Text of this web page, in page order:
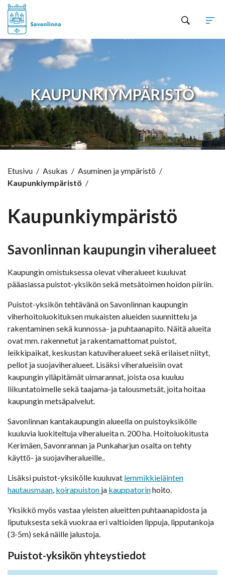
KAUPUNKIYMPÄRISTÖ
Etusivu / Asukas / Asuminen ja ympäristö /
Kaupunkiympäristö /
Kaupunkiympäristö
Savonlinnan kaupungin viheralueet
Kaupungin omistuksessa olevat viheralueet kuuluvat
pääasiassa puistot-yksikön sekä metsätoimen hoidon piiriin.
Puistot-yksikön tehtävänä on Savonlinnan kaupungin
viherhoitoluokituksen mukaisten alueiden suunnittelu ja
rakentaminen sekä kunnossa- ja puhtaanapito. Näitä alueita
ovat mm. rakennetut ja rakentamattomat puistot,
leikkipaikat, keskustan katuviheralueet sekä erilaiset niityt,
pellot ja suojaviheralueet. Lisäksi viheralueisiin ovat
kaupungin ylläpitämät uimarannat, joista osa kuuluu
liikuntatoimelle sekä taajama-ja talousmetsät, joita hoitaa
kaupungin metsäpalvelut.
Savonlinnan kantakaupungin alueella on puistoyksikölle
kuuluvia luokiteltuja viheralueita n. 200 ha. Hoitoluokitusta
Kerimäen, Savonrannan ja Punkaharjun osalta on tehty
käyttö- ja suojaviheralueille..
Lisäksi puistot-yksikölle kuuluvat lemmikkieläinten
hautausmaan, koirapuiston ja kauppatorinhoito.
Yksikkö myös vastaa yleisten alueitten puhtaanapidosta ja
liputuksesta sekä vuokraa eri valtioiden lippuja, lipputankoja
(3-5m) sekä näille jalustoja.
Puistot-yksikön yhteystiedot